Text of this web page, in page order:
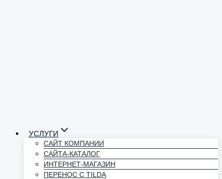
УСЛУГИ
САЙТ КОМПАНИИ
САЙТА-КАТАЛОГ
ИНТЕРНЕТ-МАГАЗИН
ПЕРЕНОС С TILDA